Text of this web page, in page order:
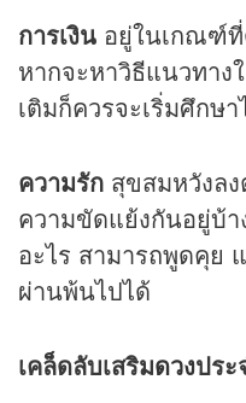
การเงิน อยู่ในเกณฑ์ที่
หากจะหาวิธีแนวทาง
เติมก็ควรจะเริ่มศึกษ
ความรัก สุขสมหวังลง
ความขัดแย้งกันอยู่บ้
อะไร สามารถพูดคุย
ผ่านพ้นไปได้
เคล็ดลับเสริมดวงปร